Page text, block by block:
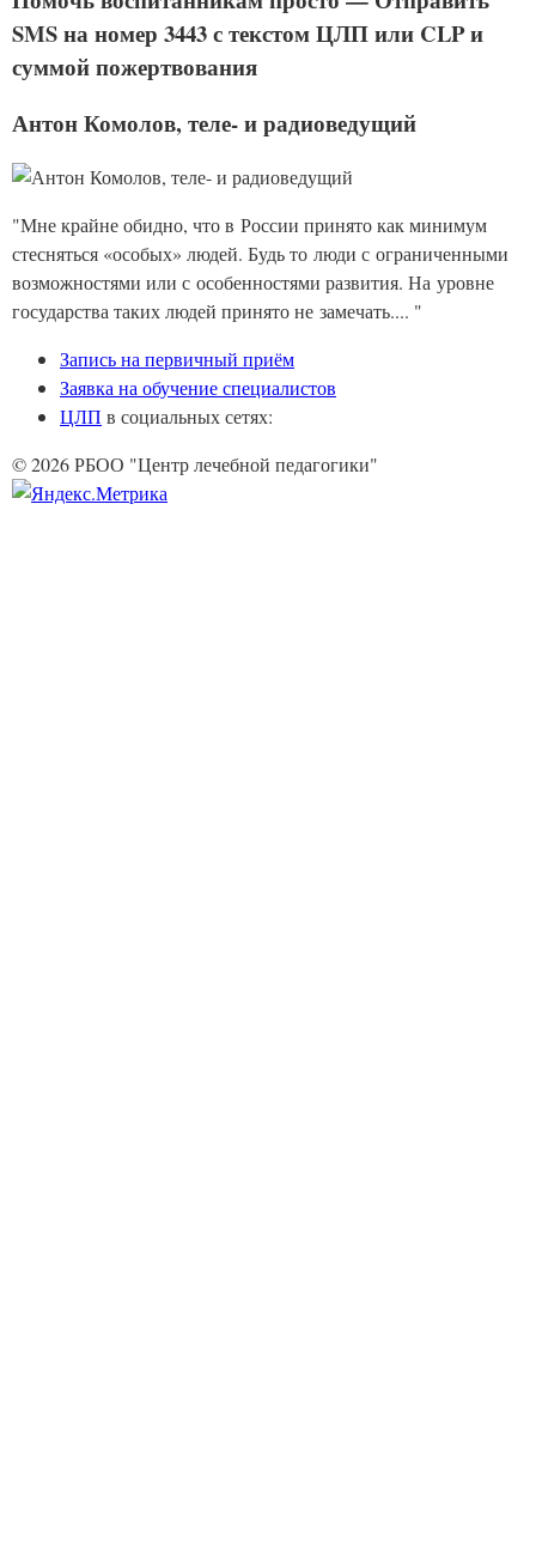
SMS на номер 3443 с текстом ЦЛП или CLP и
суммой пожертвования
Антон Комолов, теле- и радиоведущий
"Мне крайне обидно, что в России принято как минимум
стесняться «особых» людей. Будь то люди с ограниченными
возможностями или с особенностями развития. На уровне
государства таких людей принято не замечать.... "
Запись на первичный приём
Заявка на обучение специалистов
ЦЛП в социальных сетях:
© 2026 РБОО "Центр лечебной педагогики"